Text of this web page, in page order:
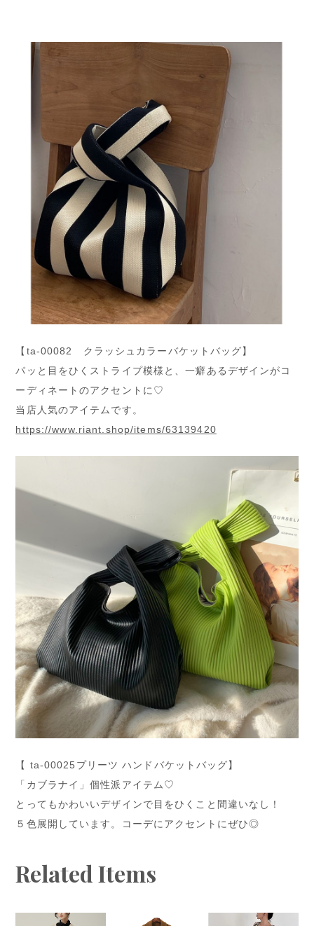
【ta-00082 クラッシュカラーバケットバッグ】
パッと目をひくストライプ模様と、一癖あるデザインがコ
ーディネートのアクセントに♡
当店人気のアイテムです。
https://www.riant.shop/items/63139420
【 ta-00025プリーツ ハンドバケットバッグ】
「カブラナイ」個性派アイテム♡
とってもかわいいデザインで目をひくこと間違いなし！
５色展開しています。コーデにアクセントにぜひ◎
Related Items